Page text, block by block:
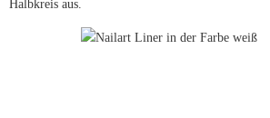
Halbkreis aus.